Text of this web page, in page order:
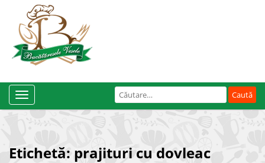
Caută
după:
Toggle
Navigation
Etichetă: prajituri cu dovleac